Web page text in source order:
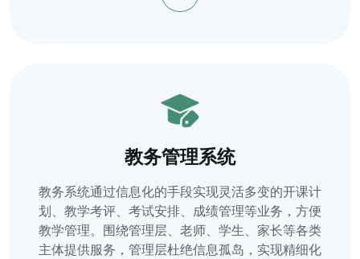
教务管理系统
教务系统通过信息化的手段实现灵活多变的开课计
划、教学考评、考试安排、成绩管理等业务，方便
教学管理。围绕管理层、老师、学生、家长等各类
主体提供服务，管理层杜绝信息孤岛，实现精细化